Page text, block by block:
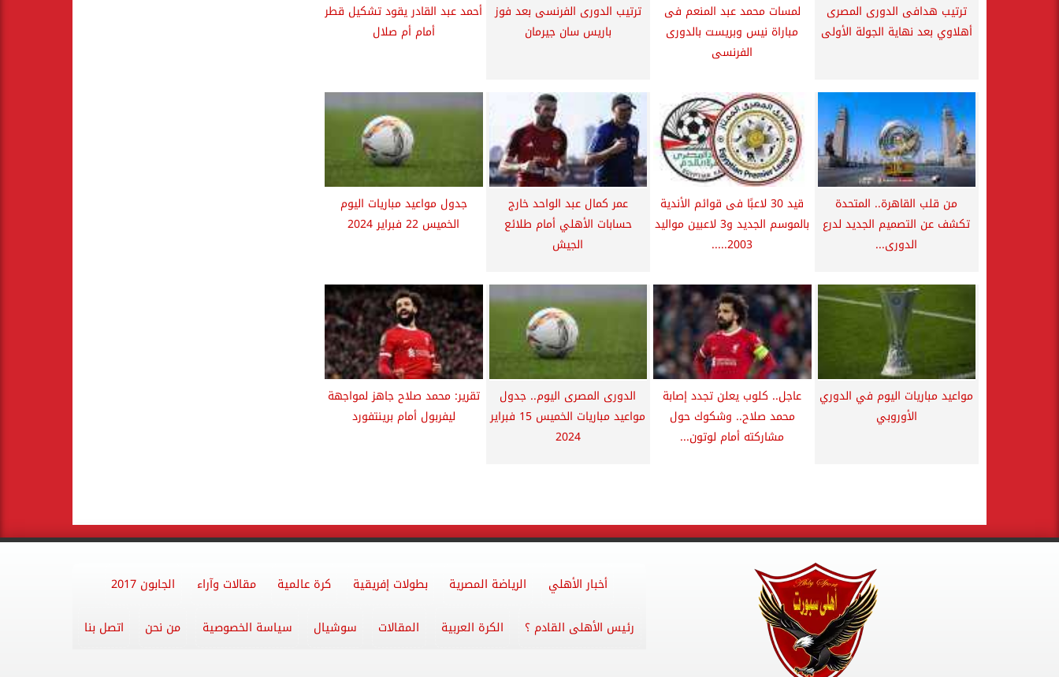
ترتيب هدافى الدورى المصرى
أهلاوي بعد نهاية الجولة الأولى
لمسات محمد عبد المنعم فى
مباراة نيس وبريست بالدورى
الفرنسى
ترتيب الدورى الفرنسى بعد فوز
باريس سان جيرمان
أحمد عبد القادر يقود تشكيل قطر
أمام أم صلال
من قلب القاهرة.. المتحدة
تكشف عن التصميم الجديد لدرع
الدورى...
قيد 30 لاعبًا فى قوائم الأندية
بالموسم الجديد و3 لاعبين مواليد
2003.....
عمر كمال عبد الواحد خارج
حسابات الأهلي أمام طلائع
الجيش
جدول مواعيد مباريات اليوم
الخميس 22 فبراير 2024
مواعيد مباريات اليوم في الدوري
الأوروبي
عاجل.. كلوب يعلن تجدد إصابة
محمد صلاح.. وشكوك حول
مشاركته أمام لوتون...
الدورى المصرى اليوم.. جدول
مواعيد مباريات الخميس 15 فبراير
2024
تقرير: محمد صلاح جاهز لمواجهة
ليفربول أمام برينتفورد
أخبار الأهلي الرياضة المصرية بطولات إفريقية كرة عالمية مقالات وآراء الجابون 2017
رئيس الأهلى القادم ؟ الكرة العربية المقالات سوشيال سياسة الخصوصية من نحن اتصل بنا